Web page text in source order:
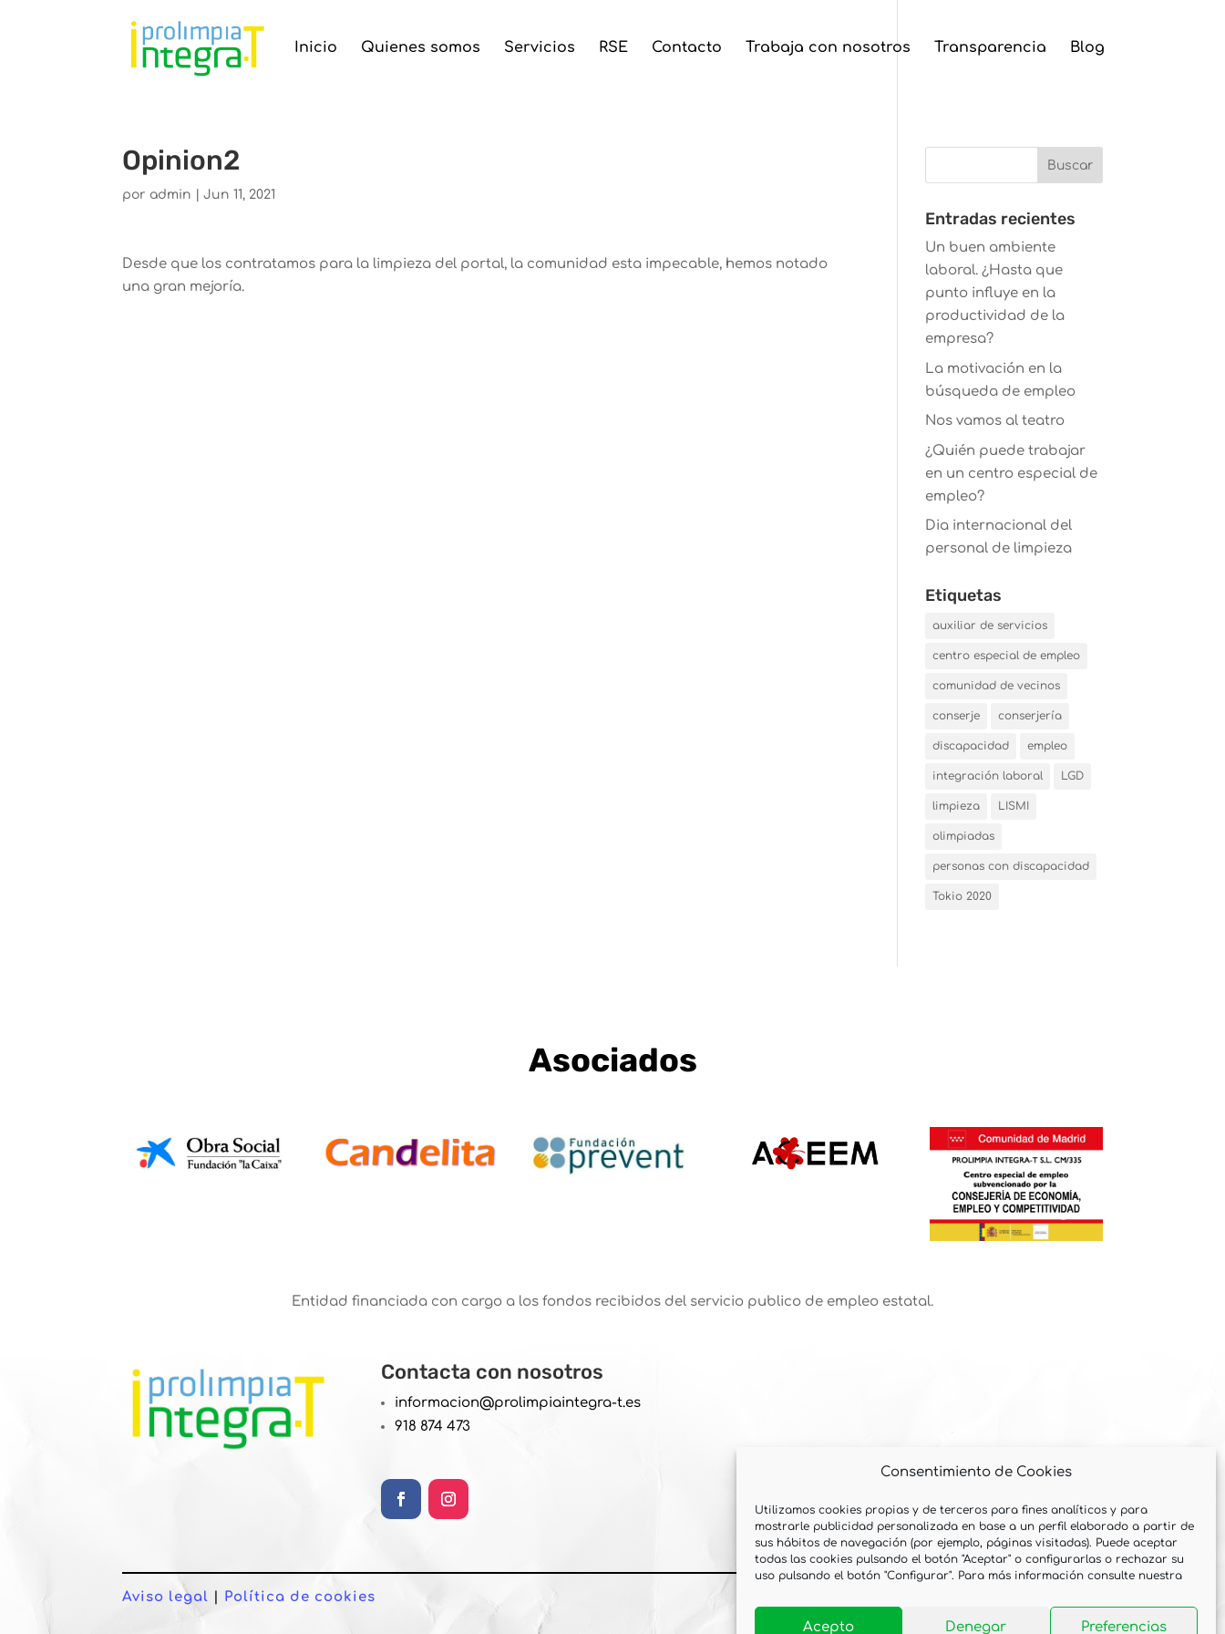
Consentimiento de Cookies
Utilizamos cookies propias y de terceros para fines analíticos y para
mostrarle publicidad personalizada en base a un perfil elaborado a partir de
sus hábitos de navegación (por ejemplo, páginas visitadas). Puede aceptar
todas las cookies pulsando el botón "Aceptar" o configurarlas o rechazar su
uso pulsando el botón "Configurar". Para más información consulte nuestra
Acepto Denegar Preferencias
Inicio Quienes somos Servicios RSE Contacto Trabaja con nosotros Transparencia Blog
Opinion2
por admin |Jun 11, 2021
Desde que los contratamos para la limpieza del portal, la comunidad esta impecable, hemos notado
una gran mejoría.
Entradas recientes
Un buen ambiente
laboral. ¿Hasta que
punto influye en la
productividad de la
empresa?
La motivación en la
búsqueda de empleo
Nos vamos al teatro
¿Quién puede trabajar
en un centro especial de
empleo?
Dia internacional del
personal de limpieza
Etiquetas
auxiliar de servicios
centro especial de empleo
comunidad de vecinos
conserje conserjería
discapacidad empleo
integración laboral LGD
limpieza LISMI
olimpiadas
personas con discapacidad
Tokio 2020
Asociados
Entidad financiada con cargo a los fondos recibidos del servicio publico de empleo estatal.
Contacta con nosotros
informacion@prolimpiaintegra-t.es
918 874 473
Aviso legal Política de cookies